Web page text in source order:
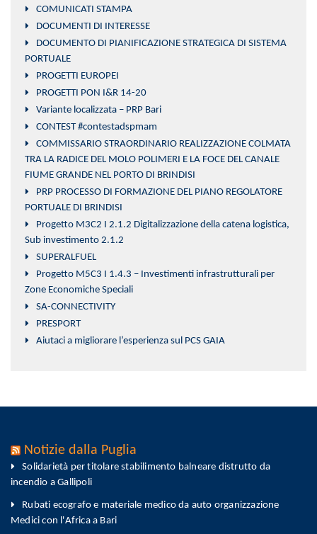
COMUNICATI STAMPA
DOCUMENTI DI INTERESSE
DOCUMENTO DI PIANIFICAZIONE STRATEGICA DI SISTEMA
PORTUALE
PROGETTI EUROPEI
PROGETTI PON I&R 14-20
Variante localizzata – PRP Bari
CONTEST #contestadspmam
COMMISSARIO STRAORDINARIO REALIZZAZIONE COLMATA
TRA LA RADICE DEL MOLO POLIMERI E LA FOCE DEL CANALE
FIUME GRANDE NEL PORTO DI BRINDISI
PRP PROCESSO DI FORMAZIONE DEL PIANO REGOLATORE
PORTUALE DI BRINDISI
Progetto M3C2 I 2.1.2 Digitalizzazione della catena logistica,
Sub investimento 2.1.2
SUPERALFUEL
Progetto M5C3 I 1.4.3 – Investimenti infrastrutturali per
Zone Economiche Speciali
SA-CONNECTIVITY
PRESPORT
Aiutaci a migliorare l’esperienza sul PCS GAIA
Notizie dalla Puglia
Solidarietà per titolare stabilimento balneare distrutto da
incendio a Gallipoli
Rubati ecografo e materiale medico da auto organizzazione
Medici con l'Africa a Bari